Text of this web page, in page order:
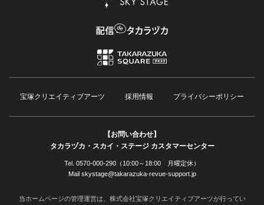
宝塚クリエイティブアーツ 採用情報 プライバシーポリシー
【お問い合わせ】
タカラヅカ・スカイ・ステージ カスタマーセンター
Tel. 0570-000-290（10:00～18:00 月曜定休）
Mail skystage@takarazuka-revue-support.jp
当ホームページの管理運営は、株式会社宝塚クリエイティブアーツが行ってい